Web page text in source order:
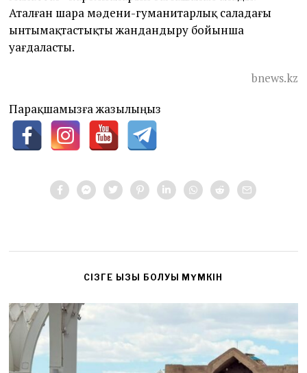
Аталған шара мәдени-гуманитарлық саладағы
ынтымақтастықты жандандыру бойынша
уағдаласты.
bnews.kz
Парақшамызға жазылыңыз
CІЗГЕ ҚЫЗЫҚ БОЛУЫ МҮМКІН